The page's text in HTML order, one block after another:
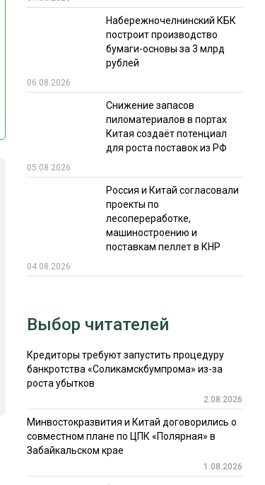
ИТОГИ МЕРОПРИЯТИЙ
Набережночелнинский КБК
построит производство
бумаги-основы за 3 млрд
рублей
06.08.2026
Снижение запасов
пиломатериалов в портах
Китая создаёт потенциал
для роста поставок из РФ
05.08.2026
Россия и Китай согласовали
проекты по
лесопереработке,
машиностроению и
поставкам пеллет в КНР
04.08.2026
Выбор читателей
Кредиторы требуют запустить процедуру
банкротства «Соликамскбумпрома» из-за
роста убытков
2.08.2026
Минвостокразвития и Китай договорились о
совместном плане по ЦПК «Полярная» в
Забайкальском крае
1.08.2026